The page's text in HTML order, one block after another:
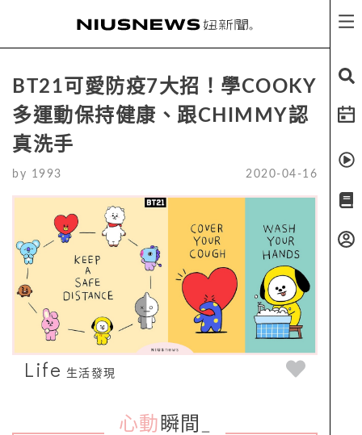
BT21可愛防疫7大招！學COOKY
多運動保持健康、跟CHIMMY認
真洗手
by 1993 2020-04-16
Life 生活發現
心動 瞬間